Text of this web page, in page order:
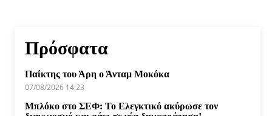
Πρόσφατα
Παίκτης του Άρη ο Άνταμ Μοκόκα
07/08/2026 14:23
Μπλόκο στο ΣΕΦ: Το Ελεγκτικό ακύρωσε τον